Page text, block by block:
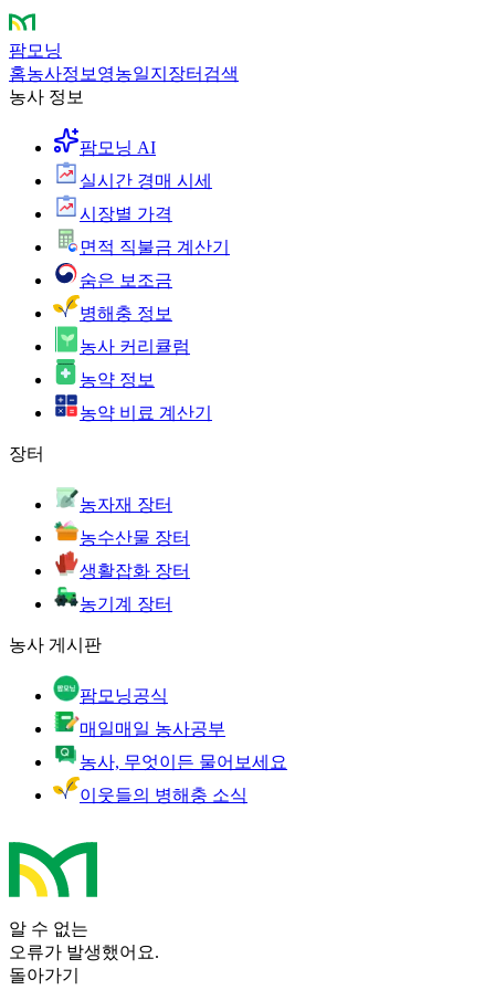
팜모닝
홈농사정보 영농일지 장터 검색
농사 정보
팜모닝 AI
실시간 경매 시세
시장별 가격
면적 직불금 계산기
숨은 보조금
병해충 정보
농사 커리큘럼
농약 정보
농약 비료 계산기
장터
농자재 장터
농수산물 장터
생활잡화 장터
농기계 장터
농사 게시판
팜모닝공식
매일매일 농사공부
농사, 무엇이든 물어보세요
이웃들의 병해충 소식
알 수 없는
오류가 발생했어요.
돌아가기